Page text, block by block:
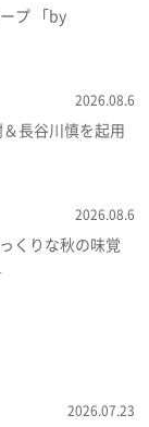
プ 「by
2026.08.6
＆長谷川慎を起用
2026.08.6
くりな秋の味覚
2026.07.23